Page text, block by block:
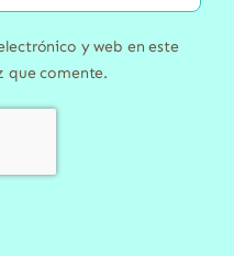
y web en este
que comente.